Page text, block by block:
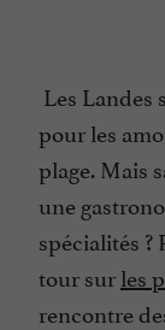
Les Landes
pour les
plage. Mais
une
spécialités ?
tour surles
rencontre